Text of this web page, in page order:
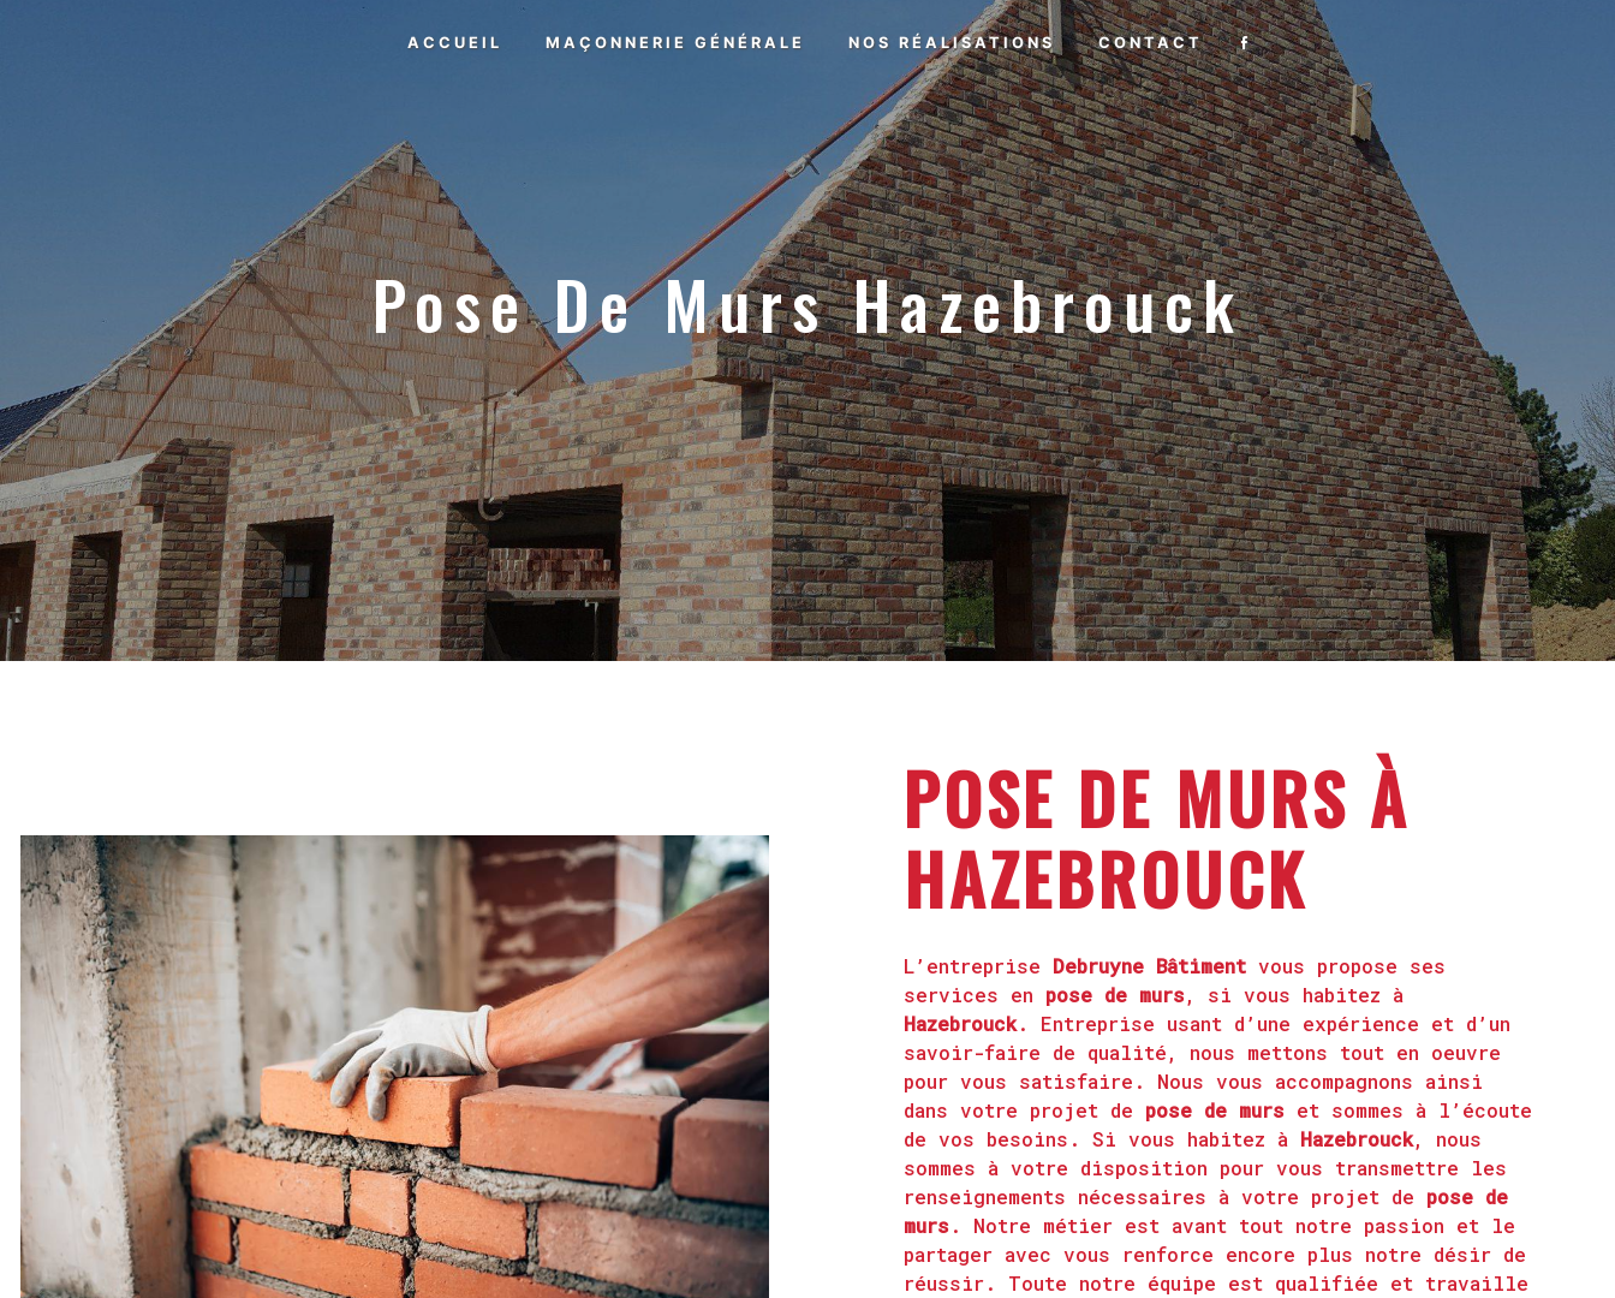
ACCUEIL MAÇONNERIE GÉNÉRALE NOS RÉALISATIONS CONTACT
Pose De Murs Hazebrouck
POSE DE MURS À
HAZEBROUCK
L’entreprise Debruyne Bâtiment vous propose ses
services en pose de murs, si vous habitez à
Hazebrouck. Entreprise usant d’une expérience et d’un
savoir-faire de qualité, nous mettons tout en oeuvre
pour vous satisfaire. Nous vous accompagnons ainsi
dans votre projet de pose de murs et sommes à l’écoute
de vos besoins. Si vous habitez à Hazebrouck, nous
sommes à votre disposition pour vous transmettre les
renseignements nécessaires à votre projet de pose de
murs . Notre métier est avant tout notre passion et le
partager avec vous renforce encore plus notre désir de
réussir. Toute notre équipe est qualifiée et travaille